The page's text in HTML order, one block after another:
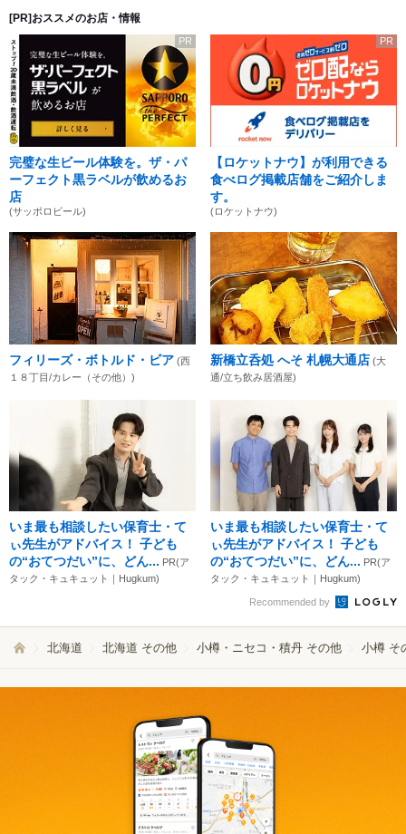
[PR]おススメのお店・情報
PR
完璧な生ビール体験を。ザ・パ
ーフェクト黒ラベルが飲めるお
店
(サッポロビール)
PR
【ロケットナウ】が利用できる
食べログ掲載店舗をご紹介しま
す。
(ロケットナウ)
フィリーズ・ボトルド・ビア (西
１８丁目/カレー（その他）)
新橋立呑処 へそ 札幌大通店 (大
通/立ち飲み居酒屋)
いま最も相談したい保育士・て
ぃ先生がアドバイス！ 子ども
の“おてつだい”に、どん... PR(ア
タック・キュキュット｜Hugkum)
いま最も相談したい保育士・て
ぃ先生がアドバイス！ 子ども
の“おてつだい”に、どん... PR(ア
タック・キュキュット｜Hugkum)
Recommended by
北海道 北海道 その他 小樽・ニセコ・積丹 その他 小樽 そ